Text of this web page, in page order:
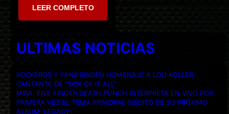
LEER COMPLETO
ULTIMAS NOTICIAS
ROCKEROS Y FANS RINDEN HOMENAJE A LOU KOLLER,
CANTANTE DE “SICK OF IT ALL”.
MIRA: FIVE FINGER DEATH PUNCH INTERPRETA EN VIVO POR
PRIMERA VEZ EL TEMA PRINCIPAL INÉDITO DE SU PRÓXIMO
ÁLBUM ‘LEGACY’.